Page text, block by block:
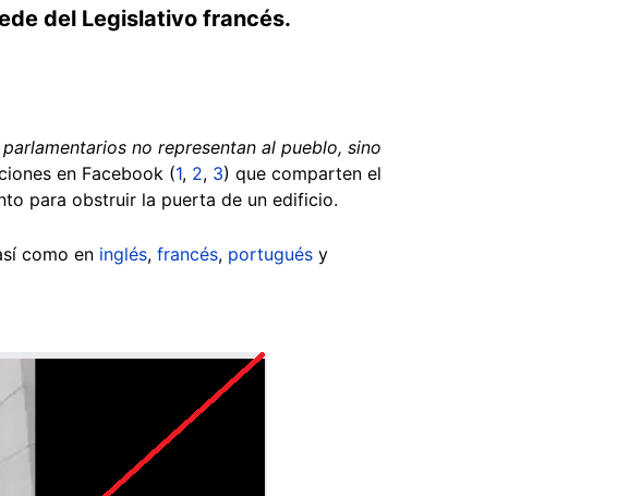
del Legislativo francés.
no representan al pueblo, sino
en Facebook (1, 2, 3) que comparten el
para obstruir la puerta de un edificio.
como en inglés, francés, portugués y